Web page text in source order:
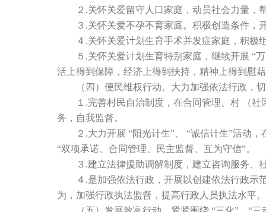
２.关怀关爱留守人口家庭，动员社会力量，
３.关怀关爱不孕不育家庭。积极创造条件，
４.关怀关爱计划生育手术并发症家庭，积极
５.关怀关爱计划生育特别家庭，继续开展 “万
活上得到保障，经济上得到扶持，精神上得到慰
（四）便民维权行动。大力加强依法行政，切
１.完善村民自治制度，在合同管理、村 （社
务，自我监督。
２.大力开展 “阳光计生”、 “诚信计生”活动，
“双项承诺、合同管理、民主监督、互为守信”。
３.建立法律援助调解制度，建立咨询服务、
４.是加强依法行政，开展以创建依法行政示范
为，加强行政执法监督，提高行政人员执法水平。